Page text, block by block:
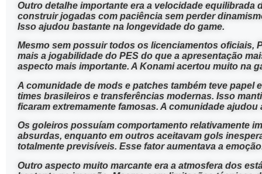
Outro detalhe importante era a velocidade equilibrada
construir jogadas com paciência sem perder
Isso ajudou bastante na longevidade do game.
Mesmo sem possuir todos os licenciamentos oficiais,
mais a jogabilidade do PES do que a apresentação
aspecto mais importante. A Konami acertou muito na
A comunidade de mods e patches também teve
times brasileiros e transferências modernas. Isso
ficaram extremamente famosas. A comunidade ajudou
Os goleiros possuíam comportamento relativamente
absurdas, enquanto em outros aceitavam gols
totalmente previsíveis. Esse fator aumentava a
Outro aspecto muito marcante era a atmosfera dos